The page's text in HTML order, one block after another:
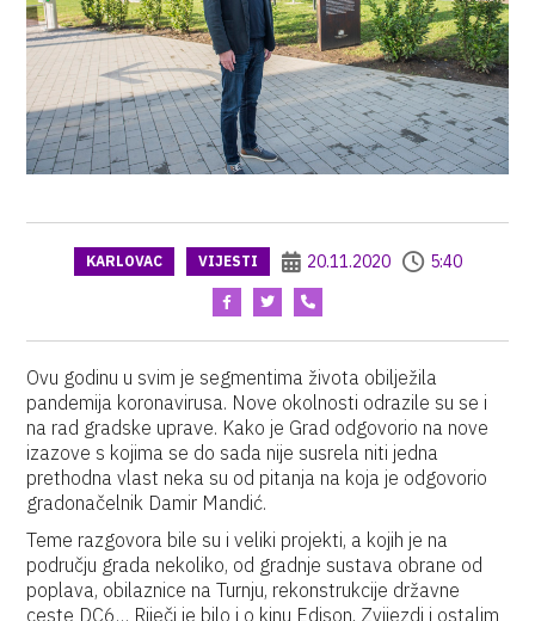
KARLOVAC VIJESTI 20.11.2020 5:40
Ovu godinu u svim je segmentima života obilježila
pandemija koronavirusa. Nove okolnosti odrazile su se i
na rad gradske uprave. Kako je Grad odgovorio na nove
izazove s kojima se do sada nije susrela niti jedna
prethodna vlast neka su od pitanja na koja je odgovorio
gradonačelnik Damir Mandić.
Teme razgovora bile su i veliki projekti, a kojih je na
području grada nekoliko, od gradnje sustava obrane od
poplava, obilaznice na Turnju, rekonstrukcije državne
ceste DC6… Riječi je bilo i o kinu Edison, Zvijezdi i ostalim